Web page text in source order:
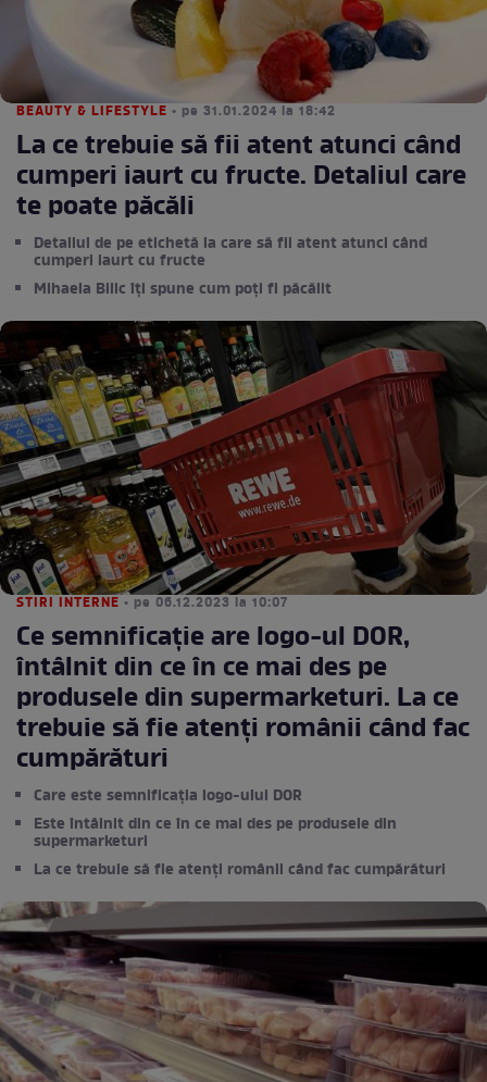
BEAUTY & LIFESTYLE • pe 31.01.2024 la 18:42
La ce trebuie să fii atent atunci când
cumperi iaurt cu fructe. Detaliul care
te poate păcăli
Detaliul de pe etichetă la care să fii atent atunci când
cumperi iaurt cu fructe
Mihaela Bilic îți spune cum poţi fi păcălit
STIRI INTERNE • pe 06.12.2023 la 10:07
Ce semnificație are logo-ul DOR,
întâlnit din ce în ce mai des pe
produsele din supermarketuri. La ce
trebuie să fie atenți românii când fac
cumpărături
Care este semnificația logo-ului DOR
Este întâlnit din ce în ce mai des pe produsele din
supermarketuri
La ce trebuie să fie atenți românii când fac cumpărături